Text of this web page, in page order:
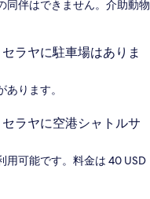
同伴はできません。介助動物
ラヤに駐車場はありま
ります。
ラヤに空港シャトルサ
用可能です。料金は 40 USD